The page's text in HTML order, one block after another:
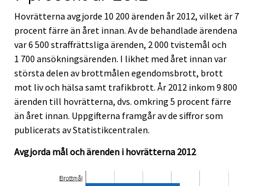
Hovrätterna avgjorde 10 200 ärenden år 2012, vilket är 7
procent färre än året innan. Av de behandlade ärendena
var 6 500 straffrättsliga ärenden, 2 000 tvistemål och
1 700 ansökningsärenden. I likhet med året innan var
största delen av brottmålen egendomsbrott, brott
mot liv och hälsa samt trafikbrott. År 2012 inkom 9 800
ärenden till hovrätterna, dvs. omkring 5 procent färre
än året innan. Uppgifterna framgår av de siffror som
publicerats av Statistikcentralen.
Avgjorda mål och ärenden i hovrätterna 2012